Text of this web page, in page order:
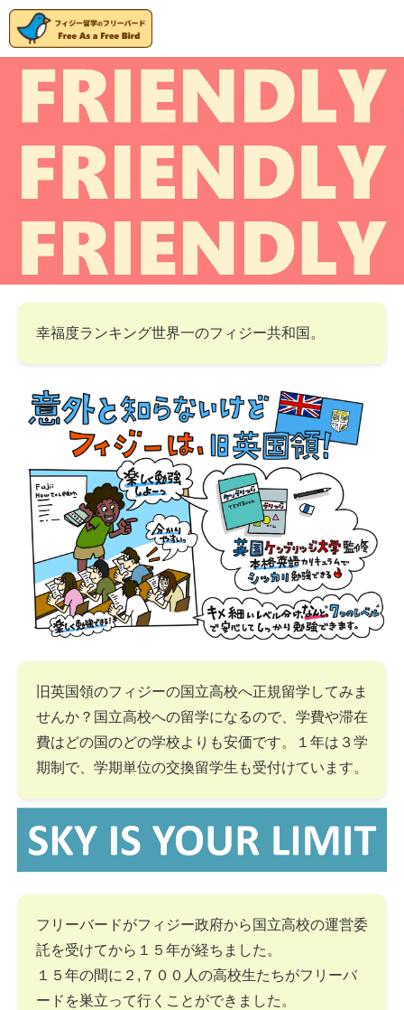
幸福度ランキング世界一のフィジー共和国。
旧英国領のフィジーの国立高校へ正規留学してみま
せんか？国立高校への留学になるので、学費や滞在
費はどの国のどの学校よりも安価です。１年は３学
期制で、学期単位の交換留学生も受付けています。
フリーバードがフィジー政府から国立高校の運営委
託を受けてから１５年が経ちました。
１５年の間に２,７００人の高校生たちがフリーバ
ードを巣立って行くことができました。